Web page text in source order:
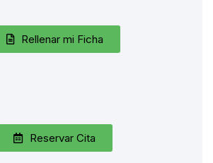
Rellenar mi Ficha
Reservar Cita